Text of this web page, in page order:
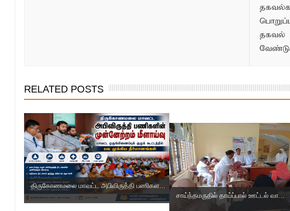
RELATED POSTS
திருகோணமலை மாவட்ட அபிவிருத்தி பணிகள...
சாய்ந்தமருதில் தாய்ப்பால் ஊட்டல் வா...